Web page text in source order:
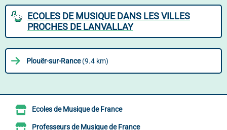
ECOLES DE MUSIQUE DANS LES VILLES
PROCHES DE LANVALLAY
Plouër-sur-Rance(9.4 km)
Ecoles de Musique de France
Professeurs de Musique de France